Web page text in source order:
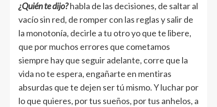
¿Quién te dijo?habla de las decisiones, de saltar al
vacío sin red, de romper con las reglas y salir de
la monotonía, decirle a tu otro yo que te libere,
que por muchos errores que cometamos
siempre hay que seguir adelante, corre que la
vida no te espera, engañarte en mentiras
absurdas que te dejen ser tú mismo. Y luchar por
lo que quieres, por tus sueños, por tus anhelos, a